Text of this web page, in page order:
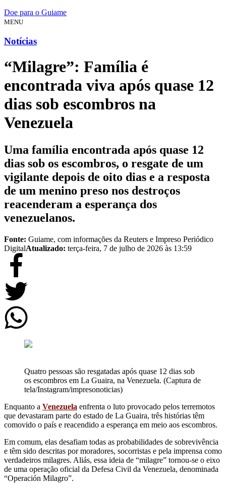
Doe para o Guiame
MENU
Notícias
“Milagre”: Família é
encontrada viva após quase 12
dias sob escombros na
Venezuela
Uma família encontrada após quase 12
dias sob os escombros, o resgate de um
vigilante depois de oito dias e a resposta
de um menino preso nos destroços
reacenderam a esperança dos
venezuelanos.
Fonte: Guiame, com informações da Reuters e Impreso Periódico
DigitalAtualizado: terça-feira, 7 de julho de 2026 às 13:59
Quatro pessoas são resgatadas após quase 12 dias sob
os escombros em La Guaira, na Venezuela. (Captura de
tela/Instagram/impresonoticias)
Enquanto a Venezuela enfrenta o luto provocado pelos terremotos
que devastaram parte do estado de La Guaira, três histórias têm
comovido o país e reacendido a esperança em meio aos escombros.
Em comum, elas desafiam todas as probabilidades de sobrevivência
e têm sido descritas por moradores, socorristas e pela imprensa como
verdadeiros milagres. Aliás, essa ideia de “milagre” tornou-se o eixo
de uma operação oficial da Defesa Civil da Venezuela, denominada
“Operación Milagro”.